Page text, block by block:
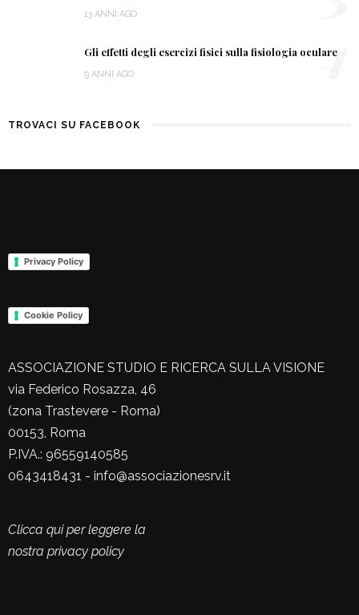
13 ANNI AGO
Gli effetti degli esercizi fisici sulla fisiologia oculare
9 ANNI AGO 4
TROVACI SU FACEBOOK
Privacy Policy
Cookie Policy
ASSOCIAZIONE STUDIO E RICERCA SULLA VISIONE
via Federico Rosazza, 46
(zona Trastevere - Roma)
00153, Roma
P.IVA.: 96559140585
0643418431 - info@associazionesrv.it
Clicca qui per leggere la
nostra privacy policy